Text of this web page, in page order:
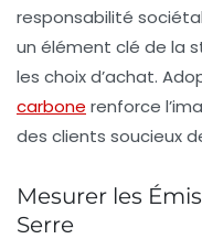
responsabilité
un élément clé de la
les choix d’achat.
carbone renforce
des clients soucieux
Mesurer les
Serre